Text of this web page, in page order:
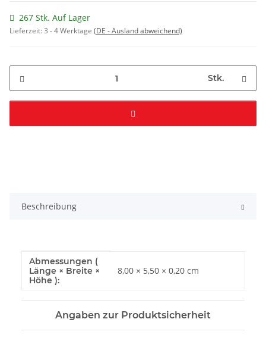
267 Stk. Auf Lager
Lieferzeit:3 - 4 Werktage (DE - Ausland abweichend)
Stk.
Beschreibung
Produkteigenschaft
Wert
Abmessungen (
Länge × Breite ×
Höhe ):
8,00 × 5,50 × 0,20 cm
Angaben zur Produktsicherheit